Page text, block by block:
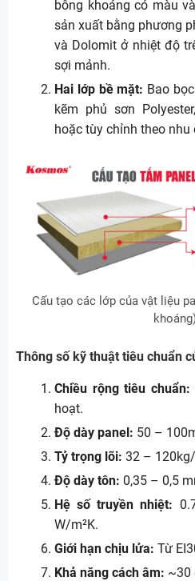
bông khoáng có màu
sản xuất bằng phương
và Dolomit ở nhiệt độ
sợi mảnh.
Hai lớp bề mặt: Bao
kẽm phủ sơn
hoặc tùy chỉnh theo nhu
Cấu tạo các lớp của vật liệu
Thông số kỹ thuật tiêu chuẩn
Chiều rộng tiêu chuẩn:
hoạt.
Độ dày panel: 50 –
Tỷ trọng lõi: 32 –
Độ dày tôn: 0,35 – 0,5
Hệ số truyền nhiệt:
W/m²K.
Giới hạn chịu lửa: Từ
Khả năng cách âm: ~30